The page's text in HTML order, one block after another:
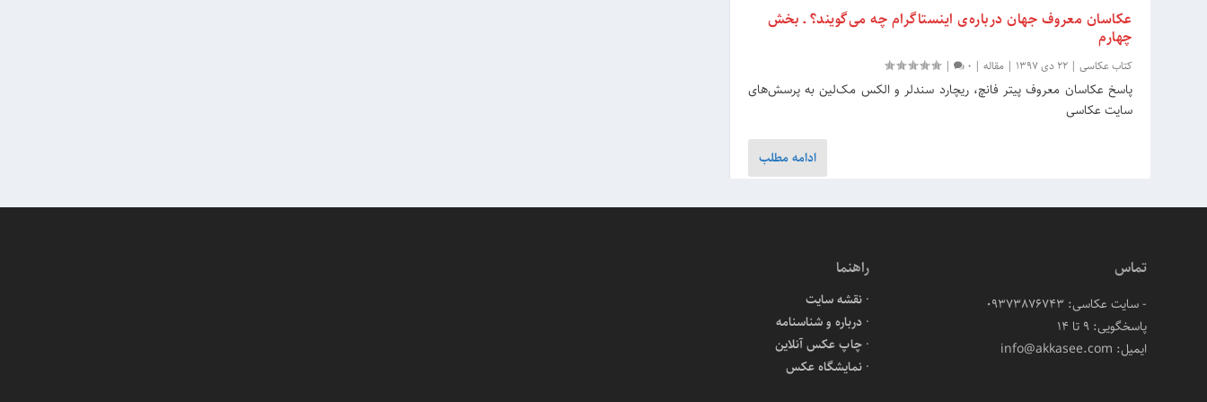
عکاسان معروف جهان درباره‌ی اینستاگرام چه می‌گویند؟ ـ بخش
چهارم
کتاب عکاسی |22 دی 1397 |مقاله |
0
|
پاسخ عکاسان معروف پیتر فانچ، ریچارد سندلر و الکس‌ مک‌لین به پرسش‌های
سایت عکاسی
ادامه مطلب
تماس
- سایت عکاسی: 09373876743
پاسخگویی: ۹ تا ۱۴
ایمیل: info@akkasee.com
راهنما
نقشه سایت
درباره و شناسنامه
چاپ عکس آنلاین
نمایشگاه عکس